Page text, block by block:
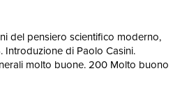
del pensiero scientifico moderno,
Introduzione di Paolo Casini.
molto buone. 200 Molto buono